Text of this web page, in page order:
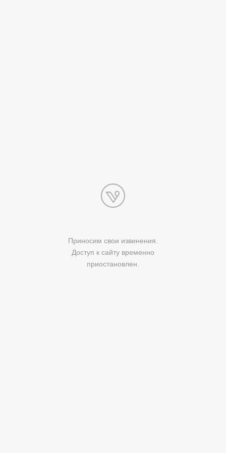
Приносим свои извинения.
Доступ к сайту временно
приостановлен.